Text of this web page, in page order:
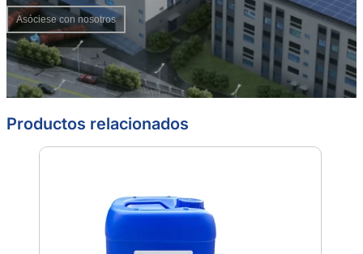
Asóciese con nosotros
Productos relacionados